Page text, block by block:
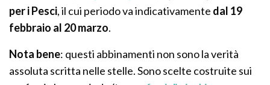
per i Pesci, il cui periodo va indicativamente dal 19
febbraio al 20 marzo.
Nota bene: questi abbinamenti non sono la verità
assoluta scritta nelle stelle. Sono scelte costruite sui